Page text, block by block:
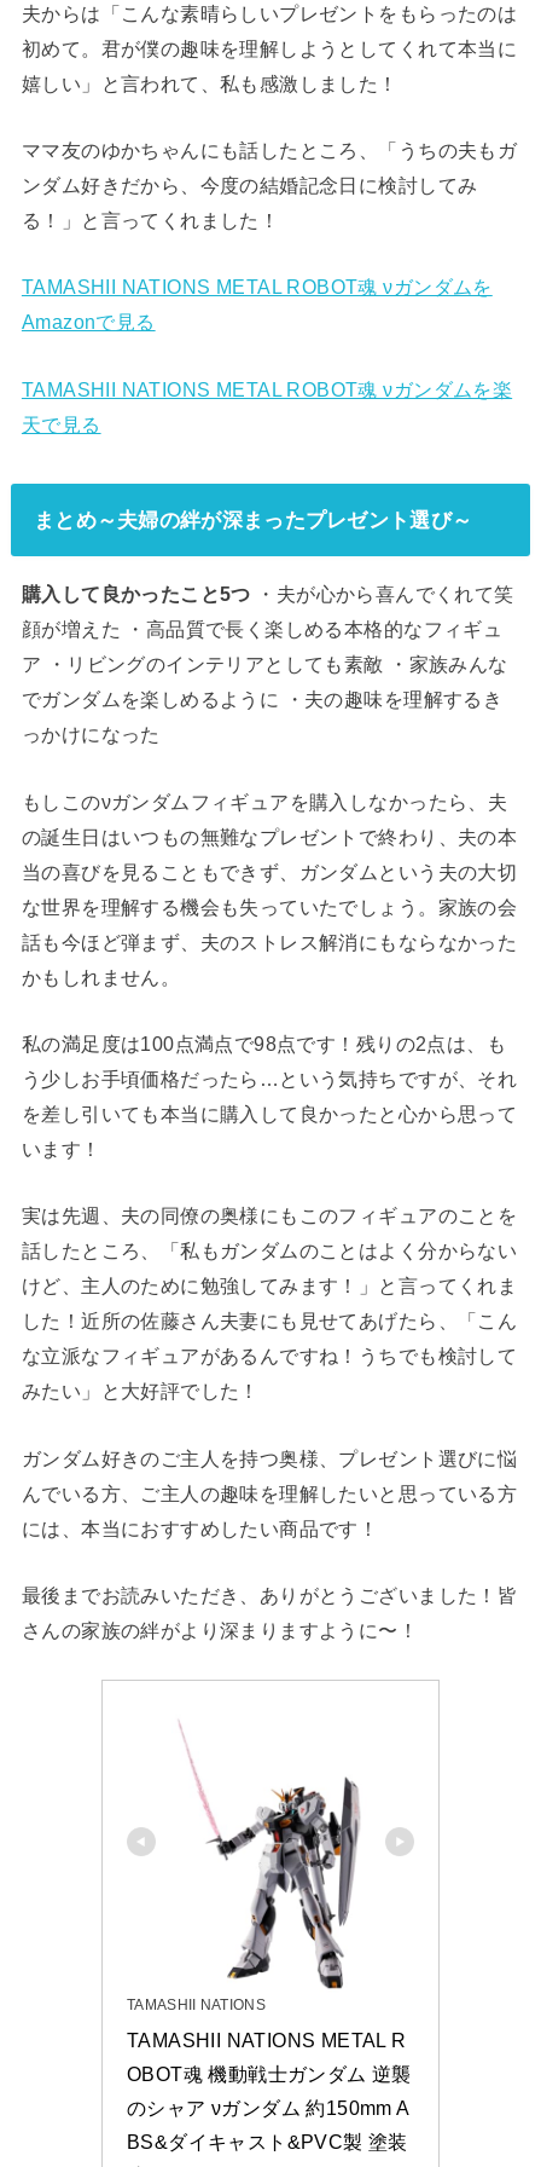
夫からは「こんな素晴らしいプレゼントをもらったのは
初めて。君が僕の趣味を理解しようとしてくれて本当に
嬉しい」と言われて、私も感激しました！
ママ友のゆかちゃんにも話したところ、「うちの夫もガ
ンダム好きだから、今度の結婚記念日に検討してみ
る！」と言ってくれました！
TAMASHII NATIONS METAL ROBOT魂 νガンダムを
Amazonで見る
TAMASHII NATIONS METAL ROBOT魂 νガンダムを楽
天で見る
まとめ～夫婦の絆が深まったプレゼント選び～
購入して良かったこと5つ ・夫が心から喜んでくれて笑
顔が増えた ・高品質で長く楽しめる本格的なフィギュ
ア ・リビングのインテリアとしても素敵 ・家族みんな
でガンダムを楽しめるように ・夫の趣味を理解するき
っかけになった
もしこのνガンダムフィギュアを購入しなかったら、夫
の誕生日はいつもの無難なプレゼントで終わり、夫の本
当の喜びを見ることもできず、ガンダムという夫の大切
な世界を理解する機会も失っていたでしょう。家族の会
話も今ほど弾まず、夫のストレス解消にもならなかった
かもしれません。
私の満足度は100点満点で98点です！残りの2点は、も
う少しお手頃価格だったら…という気持ちですが、それ
を差し引いても本当に購入して良かったと心から思って
います！
実は先週、夫の同僚の奥様にもこのフィギュアのことを
話したところ、「私もガンダムのことはよく分からない
けど、主人のために勉強してみます！」と言ってくれま
した！近所の佐藤さん夫妻にも見せてあげたら、「こん
な立派なフィギュアがあるんですね！うちでも検討して
みたい」と大好評でした！
ガンダム好きのご主人を持つ奥様、プレゼント選びに悩
んでいる方、ご主人の趣味を理解したいと思っている方
には、本当におすすめしたい商品です！
最後までお読みいただき、ありがとうございました！皆
さんの家族の絆がより深まりますように〜！
TAMASHII NATIONS
TAMASHII NATIONS METAL R
OBOT魂 機動戦士ガンダム 逆襲
のシャア νガンダム 約150mm A
BS&ダイキャスト&PVC製 塗装